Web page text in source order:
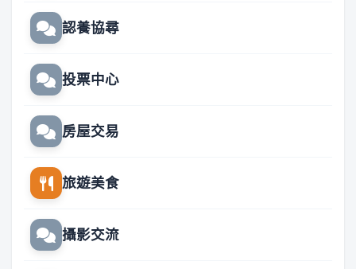
認養協尋
投票中心
房屋交易
旅遊美食
攝影交流